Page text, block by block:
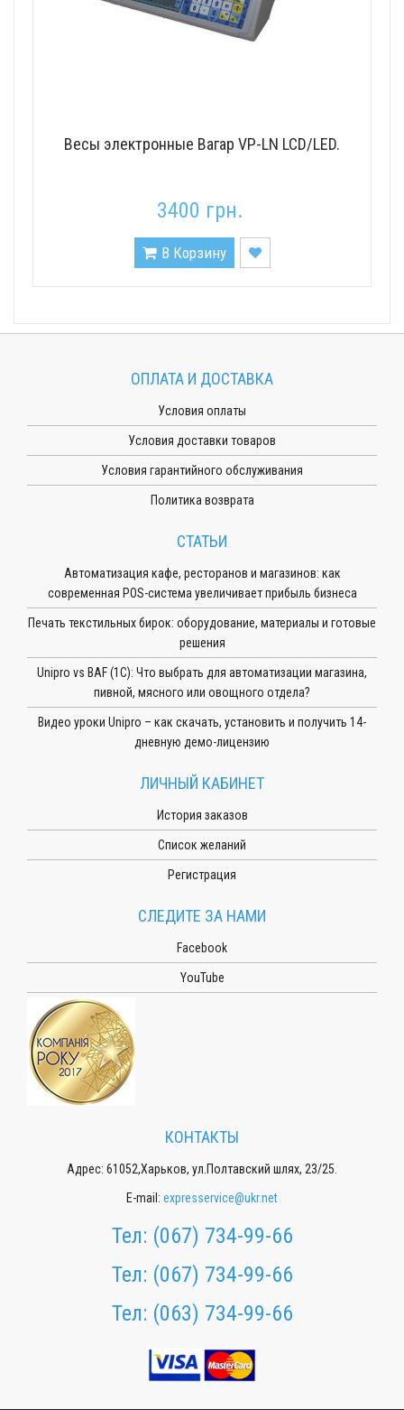
Весы электронные Вагар VP-LN LCD/LED.
3400 грн.
В Корзину
ОПЛАТА И ДОСТАВКА
Условия оплаты
Условия доставки товаров
Условия гарантийного обслуживания
Политика возврата
СТАТЬИ
Автоматизация кафе, ресторанов и магазинов: как
современная POS-система увеличивает прибыль бизнеса
Печать текстильных бирок: оборудование, материалы и готовые
решения
Unipro vs BAF (1С): Что выбрать для автоматизации магазина,
пивной, мясного или овощного отдела?
Видео уроки Unipro – как скачать, установить и получить 14-
дневную демо-лицензию
ЛИЧНЫЙ КАБИНЕТ
История заказов
Список желаний
Регистрация
СЛЕДИТЕ ЗА НАМИ
Facebook
YouTube
КОНТАКТЫ
Адрес: 61052,Харьков, ул.Полтавский шлях, 23/25.
E-mail: expresservice@ukr.net
Тел: (067) 734-99-66
Тел: (067) 734-99-66
Тел: (063) 734-99-66